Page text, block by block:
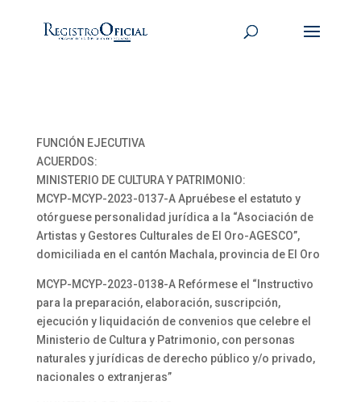
FUNCIÓN EJECUTIVA
ACUERDOS:
MINISTERIO DE CULTURA Y PATRIMONIO:
MCYP-MCYP-2023-0137-A Apruébese el estatuto y
otórguese personalidad jurídica a la “Asociación de
Artistas y Gestores Culturales de El Oro-AGESCO”,
domiciliada en el cantón Machala, provincia de El Oro
MCYP-MCYP-2023-0138-A Refórmese el “Instructivo
para la preparación, elaboración, suscripción,
ejecución y liquidación de convenios que celebre el
Ministerio de Cultura y Patrimonio, con personas
naturales y jurídicas de derecho público y/o privado,
nacionales o extranjeras”